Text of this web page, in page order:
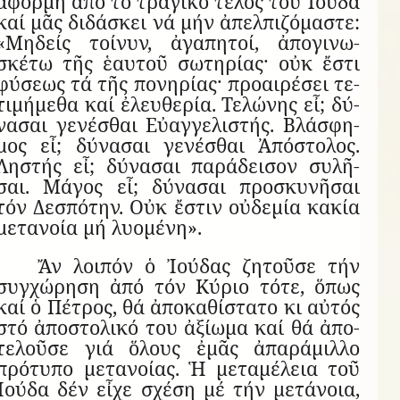
μᾶς δι­δά­σκει νά μήν ἀ­πελ­πι­ζό­μα­στε:
τοί­νυν, ἀ­γα­πη­τοί, ἀ­πο­γι­νω­
τῆς ἑ­αυ­τοῦ σω­τη­ρίας· οὐκ ἔ­στι
τά τῆς πο­νη­ρίας· προ­αι­ρέ­σει τε­
καί ἐ­λευ­θε­ρία. Τε­λώ­νης εἶ; δύ­
γε­νέ­σθαι Εὐ­αγ­γε­λι­στής. Βλά­σφη­
εἶ; δύ­να­σαι γε­νέ­σθαι Ἀ­πό­στο­λος.
εἶ; δύ­να­σαι πα­ρά­δει­σον συ­λῆ­
Μά­γος εἶ; δύ­να­σαι προ­σκυ­νῆ­σαι
Δε­σπό­την. Οὐκ ἔ­στιν οὐ­δε­μία κα­κία
μή λυ­ο­μένη».
Ἄν λοι­πόν ὁ Ἰ­ού­δας ζη­τοῦσε τήν
ἀπό τόν Κύ­ριο τότε, ὅ­πως
ὁ Πέ­τρος, θά ἀ­πο­κα­θί­στατο κι αὐ­τός
ἀ­πο­στο­λικό του ἀ­ξί­ωμα καί θά ἀ­πο­
γιά ὅ­λους ἐ­μᾶς ἀ­πα­ρά­μιλλο
με­τα­νοίας. Ἡ με­τα­μέ­λεια τοῦ
δέν εἶχε σχέση μέ τήν με­τά­νοια,